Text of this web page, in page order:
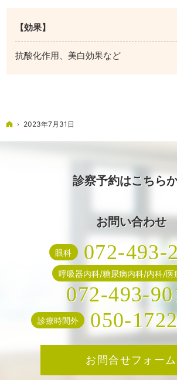
【効果】
抗酸化作用、美白効果など
ホーム
2023年7月31日
診察予約はこちら
お問い合わせ
眼科 072-493-
呼吸器内科/糖尿病内科/内科/医
072-493-
診療時間外 050-
お問合せフォーム